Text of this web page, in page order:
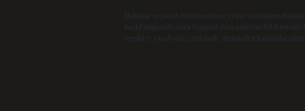
Hukuka ve yasal düzenlemelere aykırı olduğunu
backlinkpanelicomtr@gmail.com adresine
içerikler yasal süre içerisinde sitemizden kaldırılacaktır.